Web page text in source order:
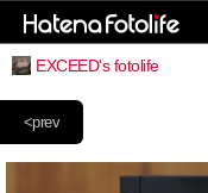
EXCEED's fotolife
<prev